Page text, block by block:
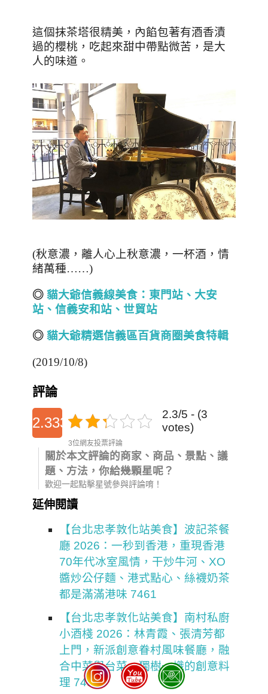
這個抹茶塔很精美，內餡包著有酒香漬
過的櫻桃，吃起來甜中帶點微苦，是大
人的味道。
(秋意濃，離人心上秋意濃，一杯酒，情
緒萬種……)
◎ 貓大爺信義線美食：東門站、大安
站、信義安和站、世貿站
◎ 貓大爺精選信義區百貨商圈美食特輯
(2019/10/8)
評論
2.3333333333333
2.3/5 - (3
votes)
3位網友投票評論
關於本文評論的商家、商品、景點、議
題、方法，你給幾顆星呢？
歡迎一起點擊星號參與評論唷！
延伸閱讀
【台北忠孝敦化站美食】波記茶餐
廳 2026：一秒到香港，重現香港
70年代冰室風情，干炒牛河、XO
醬炒公仔麵、港式點心、絲襪奶茶
都是滿滿港味 7461
【台北忠孝敦化站美食】南村私廚
小酒棧 2026：林青霞、張清芳都
上門，新派創意眷村風味餐廳，融
合中菜與台菜，獨樹一幟的創意料
理 7451